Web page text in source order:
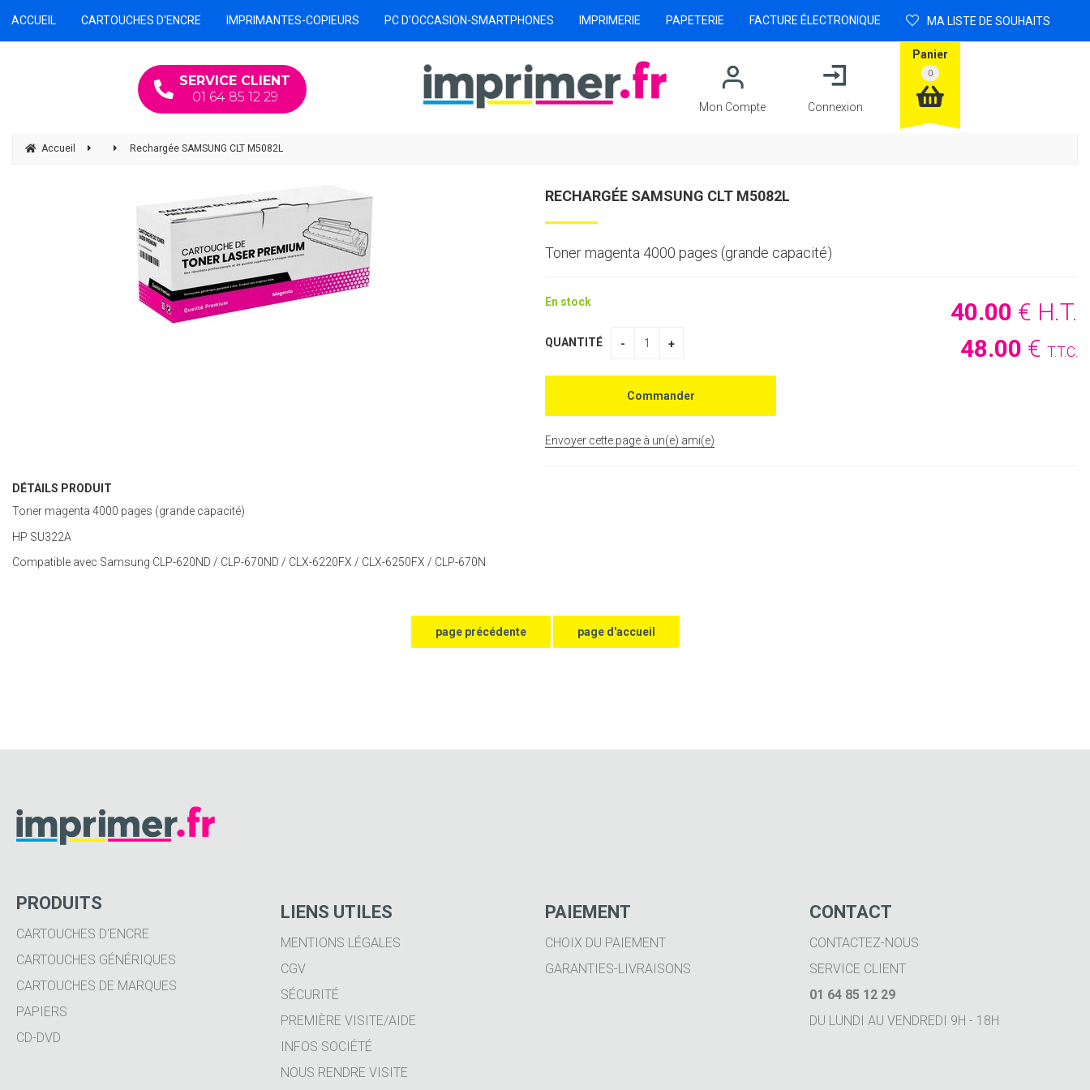
SERVICE CLIENT
01 64 85 12 29
Mon Compte Connexion
Panier
ACCUEIL CARTOUCHES D'ENCRE IMPRIMANTES-COPIEURS PC D'OCCASION-SMARTPHONES IMPRIMERIE PAPETERIE FACTURE ÉLECTRONIQUE MA LISTE DE SOUHAITS
Accueil Rechargée SAMSUNG CLT M5082L
RECHARGÉE SAMSUNG CLT M5082L
Toner magenta 4000 pages (grande capacité)
40.00 € H.T.
48.00 € T.T.C.
En stock
QUANTITÉ
Envoyer cette page à un(e) ami(e)
DÉTAILS PRODUIT
Toner magenta 4000 pages (grande capacité)
HP SU322A
Compatible avec Samsung CLP-620ND / CLP-670ND / CLX-6220FX / CLX-6250FX / CLP-670N
PRODUITS
CARTOUCHES D'ENCRE
CARTOUCHES GÉNÉRIQUES
CARTOUCHES DE MARQUES
PAPIERS
CD-DVD
LIENS UTILES
MENTIONS LÉGALES
CGV
SÉCURITÉ
PREMIÈRE VISITE/AIDE
INFOS SOCIÉTÉ
NOUS RENDRE VISITE
PAIEMENT
CHOIX DU PAIEMENT
GARANTIES-LIVRAISONS
CONTACT
CONTACTEZ-NOUS
SERVICE CLIENT
01 64 85 12 29
DU LUNDI AU VENDREDI 9H - 18H